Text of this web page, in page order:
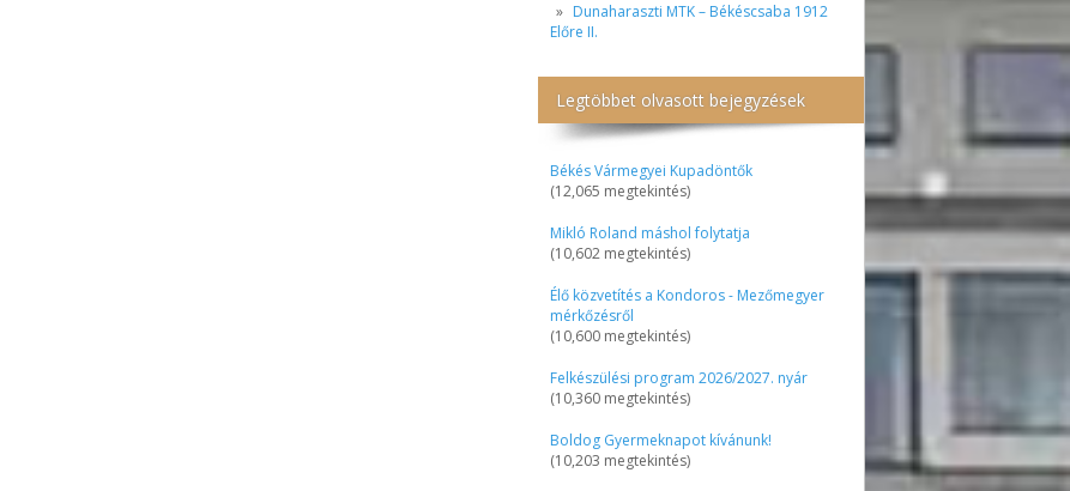
Dunaharaszti MTK – Békéscsaba 1912
Előre II.
Legtöbbet olvasott bejegyzések
Békés Vármegyei Kupadöntők
(12,065 megtekintés)
Mikló Roland máshol folytatja
(10,602 megtekintés)
Élő közvetítés a Kondoros - Mezőmegyer
mérkőzésről
(10,600 megtekintés)
Felkészülési program 2026/2027. nyár
(10,360 megtekintés)
Boldog Gyermeknapot kívánunk!
(10,203 megtekintés)